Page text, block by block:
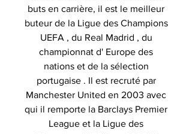
buts en carrière, il est le meilleur
buteur de la Ligue des Champions
UEFA , du Real Madrid , du
championnat d' Europe des
nations et de la sélection
portugaise . Il est recruté par
Manchester United en 2003 avec
qui il remporte la Barclays Premier
League et la Ligue des